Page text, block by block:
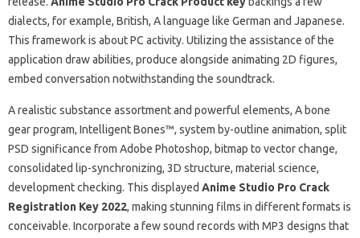
dialects, for example, British, A language like German and Japanese.
This framework is about PC activity. Utilizing the assistance of the
application draw abilities, produce alongside animating 2D figures,
embed conversation notwithstanding the soundtrack.
A realistic substance assortment and powerful elements, A bone
gear program, Intelligent Bones™, system by-outline animation, split
PSD significance from Adobe Photoshop, bitmap to vector change,
consolidated lip-synchronizing, 3D structure, material science,
development checking. This displayed Anime Studio Pro Crack
Registration Key 2022, making stunning films in different formats is
conceivable. Incorporate a few sound records with MP3 designs that